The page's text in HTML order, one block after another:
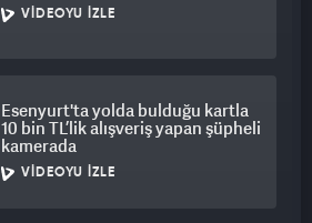
VIDEOYU İZLE
Esenyurt'ta yolda bulduğu kartla
10 bin TL’lik alışveriş yapan şüpheli
kamerada
VIDEOYU İZLE